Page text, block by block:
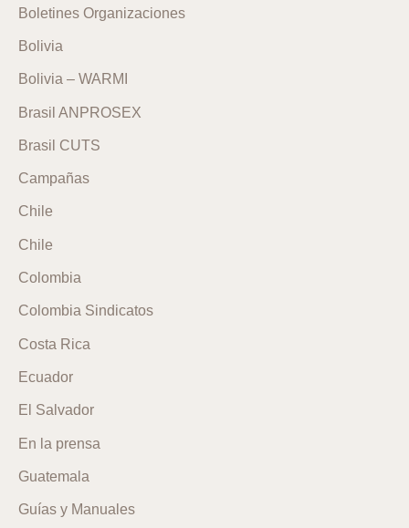
Boletines Organizaciones
Bolivia
Bolivia – WARMI
Brasil ANPROSEX
Brasil CUTS
Campañas
Chile
Chile
Colombia
Colombia Sindicatos
Costa Rica
Ecuador
El Salvador
En la prensa
Guatemala
Guías y Manuales